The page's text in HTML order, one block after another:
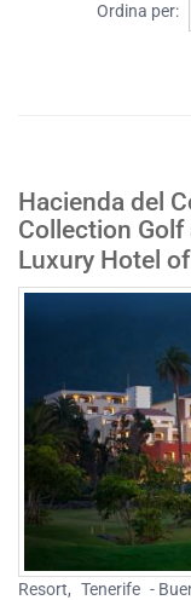
Ordina per:
Hacienda del
Collection Golf
Luxury Hotel
Resort, Tenerife -